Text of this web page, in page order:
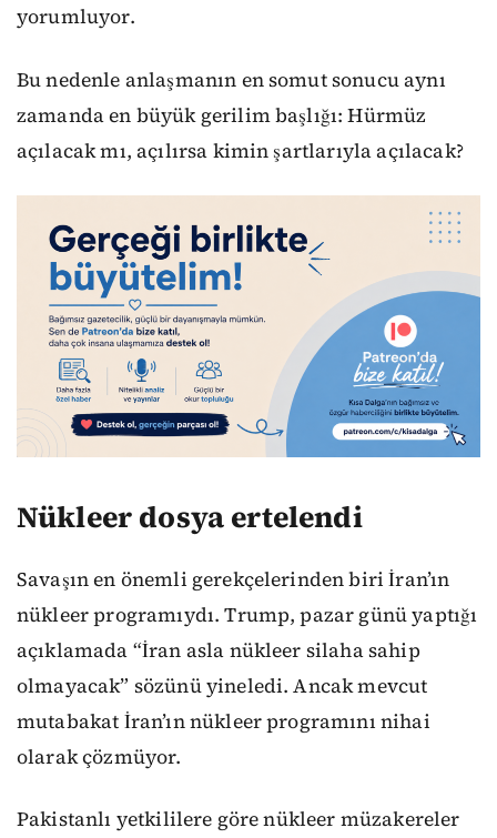
yorumluyor.
Bu nedenle anlaşmanın en somut sonucu aynı
zamanda en büyük gerilim başlığı: Hürmüz
açılacak mı, açılırsa kimin şartlarıyla açılacak?
Nükleer dosya ertelendi
Savaşın en önemli gerekçelerinden biri İran’ın
nükleer programıydı. Trump, pazar günü yaptığı
açıklamada “İran asla nükleer silaha sahip
olmayacak” sözünü yineledi. Ancak mevcut
mutabakat İran’ın nükleer programını nihai
olarak çözmüyor.
Pakistanlı yetkililere göre nükleer müzakereler